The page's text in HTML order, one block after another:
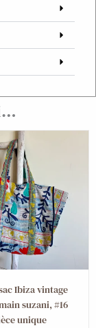
Ibiza vintage
suzani, #16
unique